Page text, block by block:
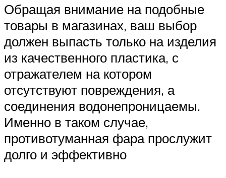
Обращая внимание на подобные
товары в магазинах, ваш выбор
должен выпасть только на изделия
из качественного пластика, с
отражателем на котором
отсутствуют повреждения, а
соединения водонепроницаемы.
Именно в таком случае,
противотуманная фара прослужит
долго и эффективно